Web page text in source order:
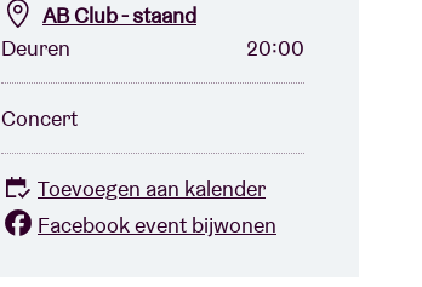
AB Club - staand
Deuren
20:00
Concert
Toevoegen aan kalender
Facebook event bijwonen